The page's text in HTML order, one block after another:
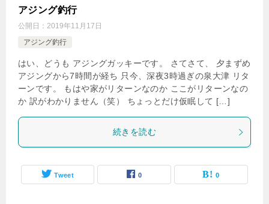
アジング釣行
公開日： 2019年11月17日
アジング釣行
はい、どうも アジングガッキーです。 さてさて、 夕まずめ
アジングから7時間が経ち 只今、深夜3時過ぎの泉大津 リタ
ーンです。 もはや家がリターンなのか ここがリターンなの
か 訳がわかりません（笑） ちょっとだけ仮眠して […]
続きを読む
Tweet 0 0